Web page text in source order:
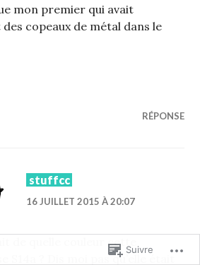
mon premier qui avait
copeaux de métal dans le
RÉPONSE
stuffcc
16 JUILLET 2015 À 20:07
de quelle couleur cette
S14a ? Dis moi pas qu’elle était
Suivre